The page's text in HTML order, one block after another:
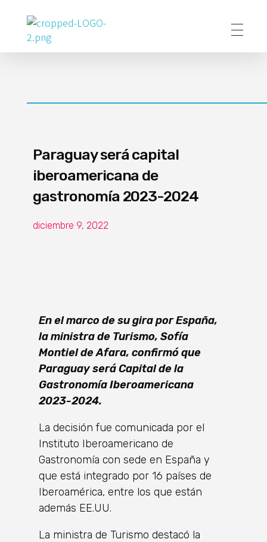
Poder Agropecuario
Paraguay será capital
iberoamericana de
gastronomía 2023-2024
diciembre 9, 2022
En el marco de su gira por España,
la ministra de Turismo, Sofía
Montiel de Afara, confirmó que
Paraguay será Capital de la
Gastronomía Iberoamericana
2023-2024.
La decisión fue comunicada por el
Instituto Iberoamericano de
Gastronomía con sede en España y
que está integrado por 16 países de
Iberoamérica, entre los que están
además EE.UU.
La ministra de Turismo destacó la